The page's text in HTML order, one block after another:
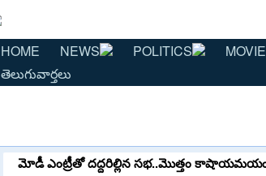
HOME NEWS POLITICS
తెలుగువార్తలు
మోడీ ఎంట్రీతో దద్దరిల్లిన సభ..మొత్తం కాషాయమయం..